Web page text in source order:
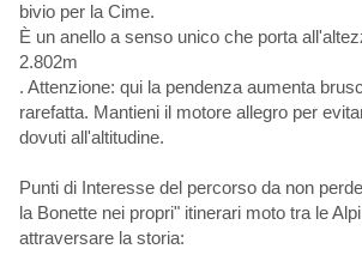
bivio per la Cime.
È un anello a senso unico che porta
2.802m
. Attenzione: qui la pendenza aumenta
rarefatta. Mantieni il motore allegro per
dovuti all'altitudine.
Punti di Interesse del percorso da non
la Bonette nei propri" itinerari moto tra le
attraversare la storia: